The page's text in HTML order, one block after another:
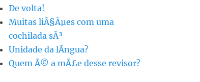
De volta!
Muitas liÃ§Ãµes com uma
cochilada sÃ³
Unidade da lÃ­ngua?
Quem Ã© a mÃ£e desse revisor?